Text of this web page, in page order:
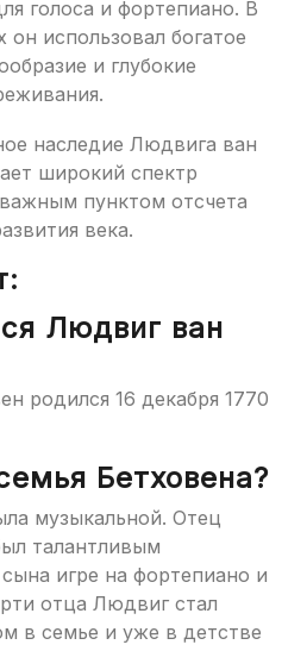
голоса и фортепиано. В
он использовал богатое
и глубокие
наследие Людвига ван
широкий спектр
пунктом отсчета
века.
Людвиг ван
родился 16 декабря 1770
Бетховена?
музыкальной. Отец
талантливым
игре на фортепиано и
отца Людвиг стал
в семье и уже в детстве